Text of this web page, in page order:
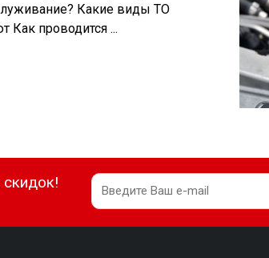
Какие виды ТО
Как проводится ...